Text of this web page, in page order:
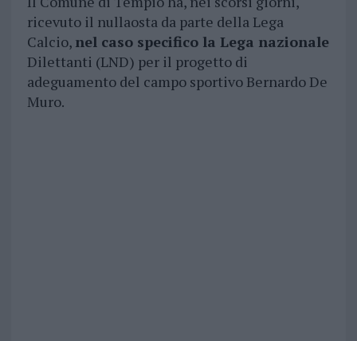
ricevuto il nullaosta da parte della Lega
Calcio, nel caso specifico la Lega nazionale
Dilettanti (LND) per il progetto di
adeguamento del campo sportivo Bernardo De
Muro.